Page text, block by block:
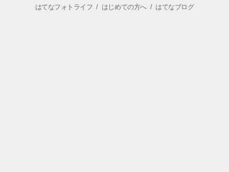
はてなフォトライフ / はじめての方へ/ はてなブログ